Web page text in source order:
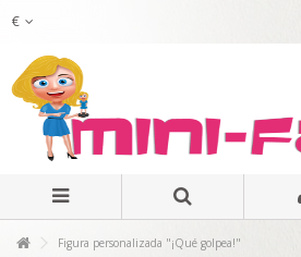
€
Figura personalizada "¡Qué golpea!"